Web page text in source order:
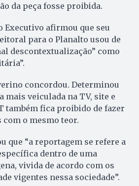
da peça fosse proibida.
Executivo afirmou que seu
para o Planalto usou de
descontextualização” como
concordou. Determinou
mais veiculada na TV, site e
também fica proibido de fazer
o mesmo teor.
que “a reportagem se refere a
dentro de uma
vivida de acordo com os
vigentes nessa sociedade”.